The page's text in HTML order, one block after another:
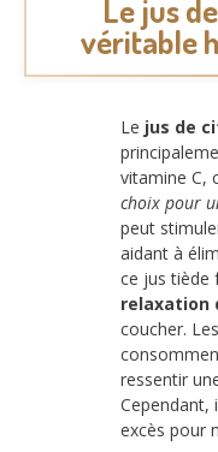
Le jus
véritable
Le jus de
vitamine C,
choix pour
peut
aidant à
ce jus tiède
relaxation
coucher.
ressentir
Cependant,
excès pour